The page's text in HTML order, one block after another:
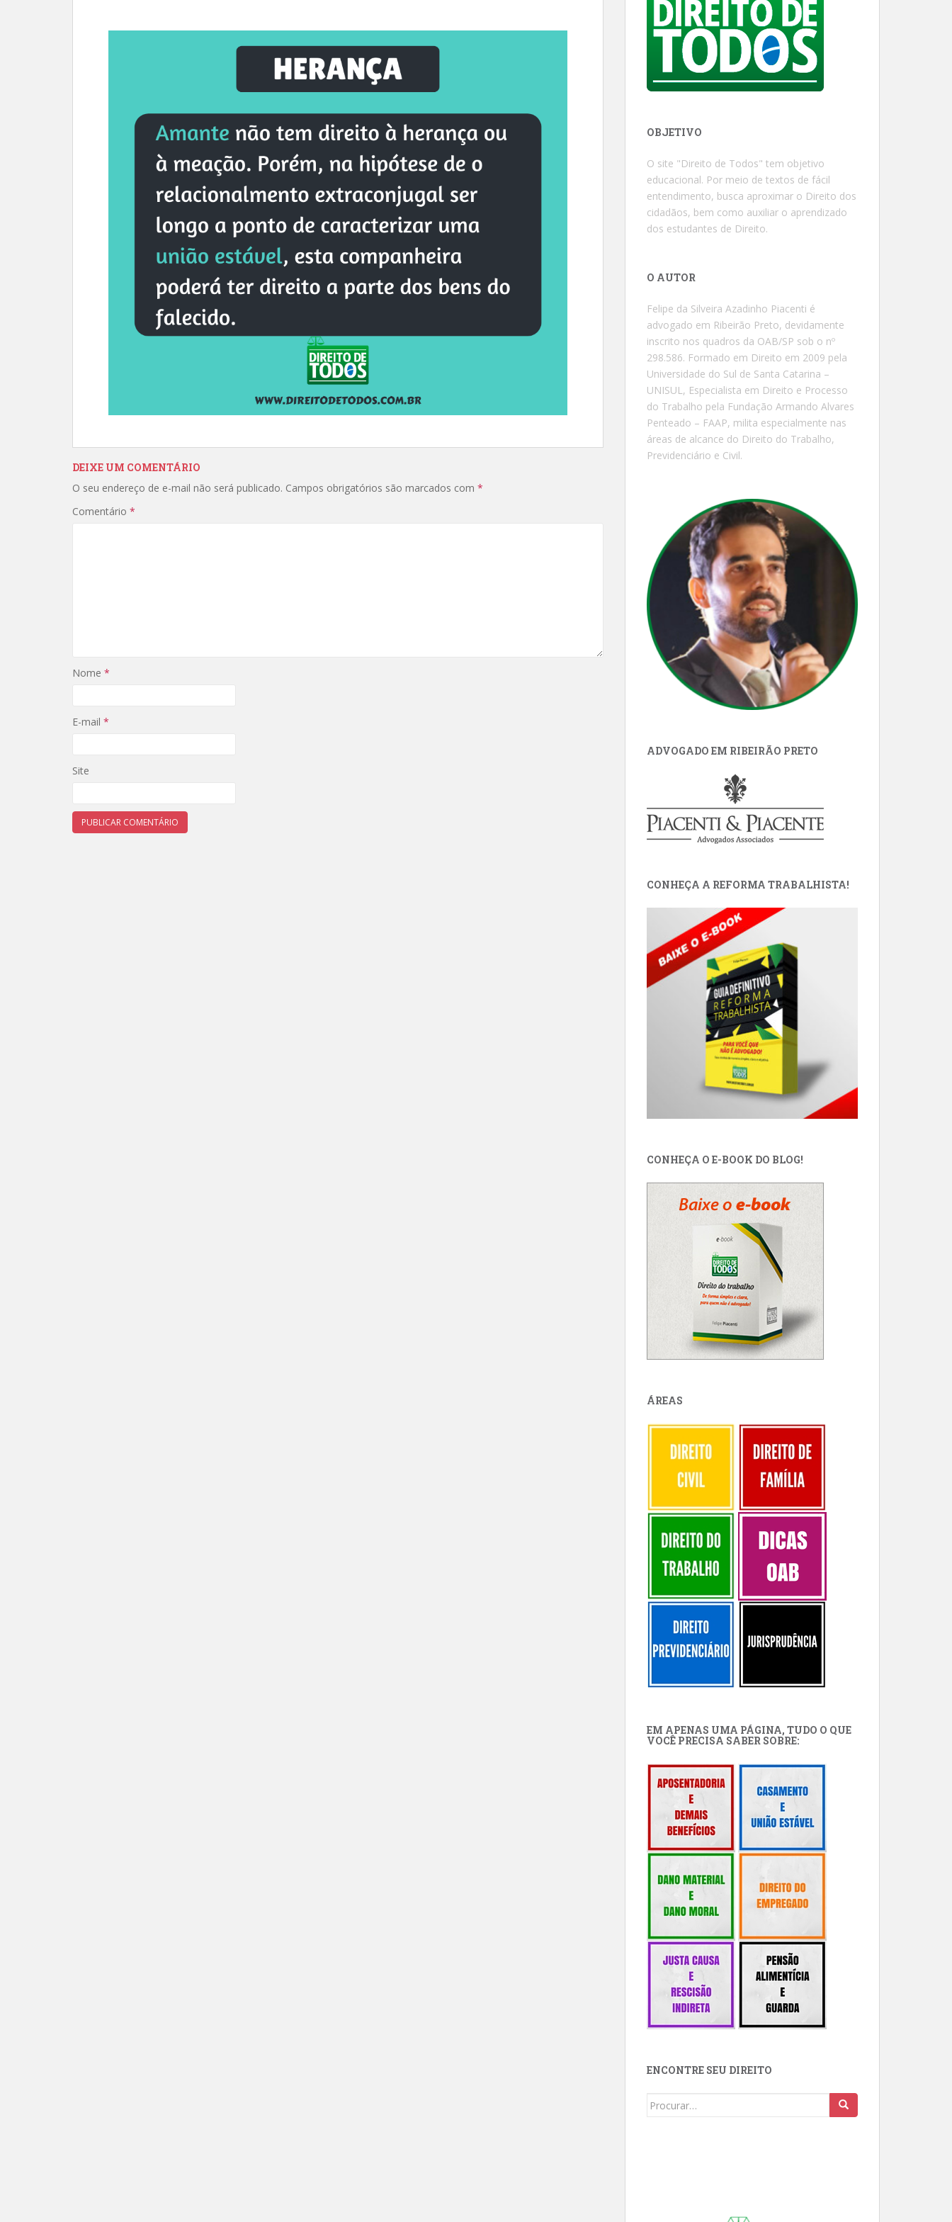
DEIXE UM COMENTÁRIO
O seu endereço de e-mail não será publicado. Campos obrigatórios são marcados com *
Comentário *
Nome *
E-mail *
Site
OBJETIVO
O site "Direito de Todos" tem objetivo
educacional. Por meio de textos de fácil
entendimento, busca aproximar o Direito dos
cidadãos, bem como auxiliar o aprendizado
dos estudantes de Direito.
O AUTOR
Felipe da Silveira Azadinho Piacenti é
advogado em Ribeirão Preto, devidamente
inscrito nos quadros da OAB/SP sob o nº
298.586. Formado em Direito em 2009 pela
Universidade do Sul de Santa Catarina –
UNISUL, Especialista em Direito e Processo
do Trabalho pela Fundação Armando Alvares
Penteado – FAAP, milita especialmente nas
áreas de alcance do Direito do Trabalho,
Previdenciário e Civil.
ADVOGADO EM RIBEIRÃO PRETO
CONHEÇA A REFORMA TRABALHISTA!
CONHEÇA O E-BOOK DO BLOG!
ÁREAS
EM APENAS UMA PÁGINA, TUDO O QUE
VOCÊ PRECISA SABER SOBRE:
ENCONTRE SEU DIREITO
Buscar: